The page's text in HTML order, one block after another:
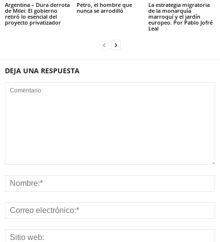
Argentina – Dura derrota
de Milei: El gobierno
retiró lo esencial del
proyecto privatizador
Petro, el hombre que
nunca se arrodilló
La estrategia migratoria
de la monarquía
marroquí y el jardín
europeo. Por Pablo Jofré
Leal
DEJA UNA RESPUESTA